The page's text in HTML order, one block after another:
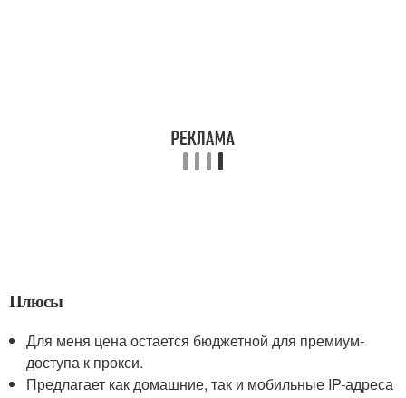
Плюсы
Для меня цена остается бюджетной для премиум-
доступа к прокси.
Предлагает как домашние, так и мобильные IP-адреса